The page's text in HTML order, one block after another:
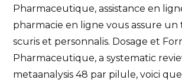
Pharmaceutique, assistance en
pharmacie en ligne vous assure
scuris et personnalis. Dosage et
Pharmaceutique, a systematic
metaanalysis 48 par pilule, voici